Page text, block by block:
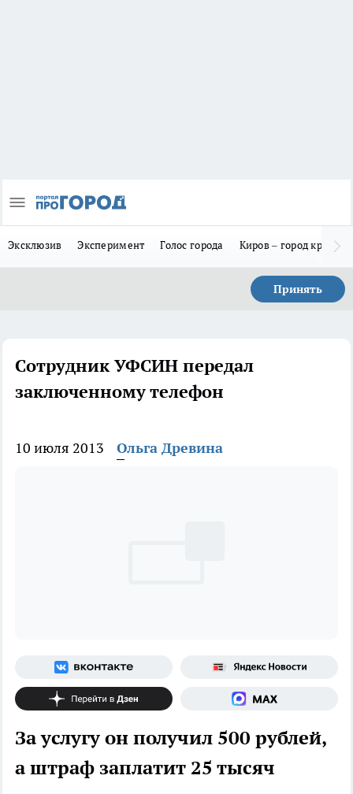
Эксклюзив Эксперимент Голос города Киров – город
Принять
Сотрудник УФСИН передал
заключенному телефон
10 июля 2013 Ольга Древина
За услугу он получил 500 рублей,
а штраф заплатит 25 тысяч